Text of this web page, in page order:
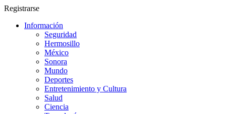
Registrarse
Información
Seguridad
Hermosillo
México
Sonora
Mundo
Deportes
Entretenimiento y Cultura
Salud
Ciencia